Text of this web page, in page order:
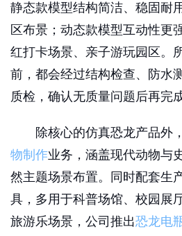
静态款模型结构简洁、稳固耐
区布景；动态款模型互动性更
红打卡场景、亲子游玩园区。
前，都会经过结构检查、防水
质检，确认无质量问题后再完
除核心的仿真恐龙产品外
物制作业务，涵盖现代动物与
然主题场景布置。同时配套生
具，多用于科普场馆、校园展
旅游乐场景，公司推出恐龙电